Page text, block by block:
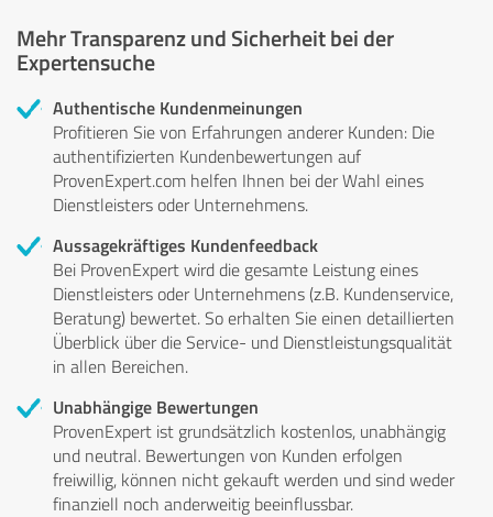
Mehr Transparenz und Sicherheit bei der
Expertensuche
Authentische Kundenmeinungen
Profitieren Sie von Erfahrungen anderer Kunden: Die
authentifizierten Kundenbewertungen auf
ProvenExpert.com helfen Ihnen bei der Wahl eines
Dienstleisters oder Unternehmens.
Aussagekräftiges Kundenfeedback
Bei ProvenExpert wird die gesamte Leistung eines
Dienstleisters oder Unternehmens (z.B. Kundenservice,
Beratung) bewertet. So erhalten Sie einen detaillierten
Überblick über die Service- und Dienstleistungsqualität
in allen Bereichen.
Unabhängige Bewertungen
ProvenExpert ist grundsätzlich kostenlos, unabhängig
und neutral. Bewertungen von Kunden erfolgen
freiwillig, können nicht gekauft werden und sind weder
finanziell noch anderweitig beeinflussbar.